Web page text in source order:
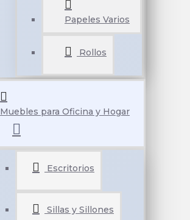
Papeles Varios
Rollos
Muebles para Oficina y Hogar
Escritorios
Sillas y Sillones